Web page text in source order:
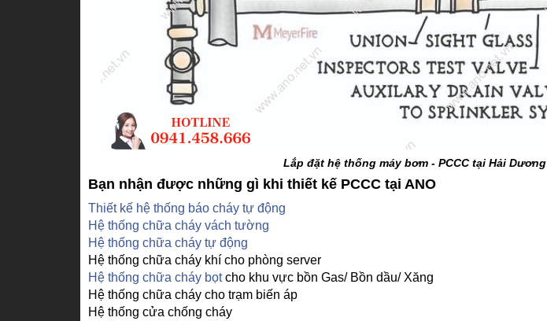
Lắp đặt hệ thống máy bơm - PCCC tại Hải Dương
Bạn nhận được những gì khi thiết kế PCCC tại ANO
Thiết kế hệ thống báo cháy tự động
Hệ thống chữa cháy vách tường
Hệ thống chữa cháy tự động
Hệ thống chữa cháy khí cho phòng server
Hệ thống chữa cháy bọtcho khu vực bồn Gas/ Bồn dầu/ Xăng
Hệ thống chữa cháy cho trạm biến áp
Hệ thống cửa chống cháy